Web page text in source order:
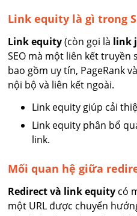
Link equity là gì trong
Link equity(còn gọi là link
SEO mà một liên kết truyền
bao gồm uy tín, PageRank
nội bộ và liên kết ngoài.
Link equity giúp cải
Link equity phân bổ
link.
Mối quan hệ giữa
Redirect và link equity có
một URL được chuyển